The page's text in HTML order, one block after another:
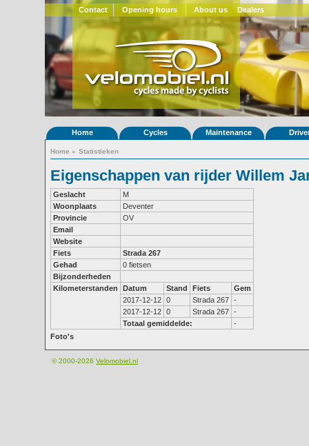
Contact Opening hours About us Dealers
Home Cycles Maintenance
Home » Statistieken
Eigenschappen van rijder Willem
Geslacht
M
Woonplaats
Deventer
Provincie
OV
Email
Website
Fiets
Strada 267
Gehad
0 fietsen
Bijzonderheden
Kilometerstanden
Datum Stand Fiets
Gem
2017-12-12 0 Strada 267 -
2017-12-12 0 Strada 267 -
Totaal gemiddelde:
-
Foto's
© 2000-2026 Velomobiel.nl